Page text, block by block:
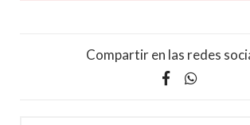
Compartir en las redes